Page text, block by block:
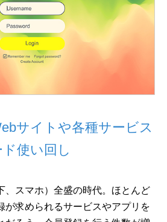
サイトや各種サービス
使い回し
、スマホ）全盛の時代。ほとんど
が求められるサービスやアプリを